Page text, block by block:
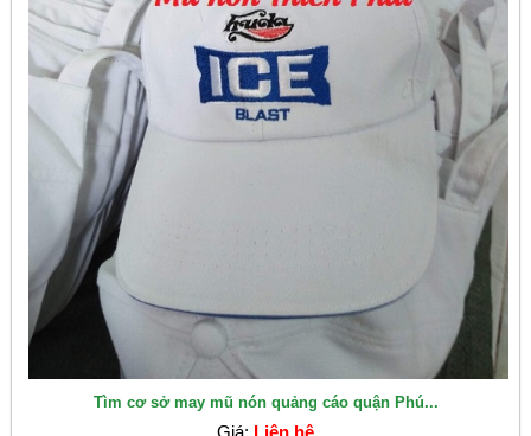
Tìm cơ sở may mũ nón quảng cáo quận Phú...